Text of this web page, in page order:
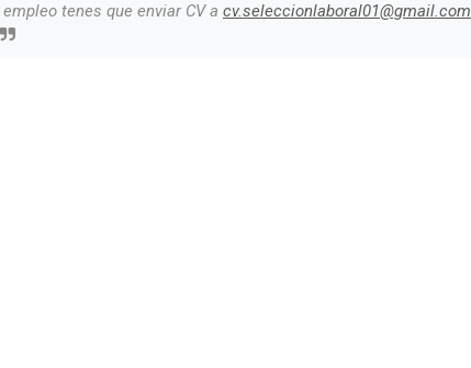
tenes que enviar CV a cv.seleccionlaboral01@gmail.com